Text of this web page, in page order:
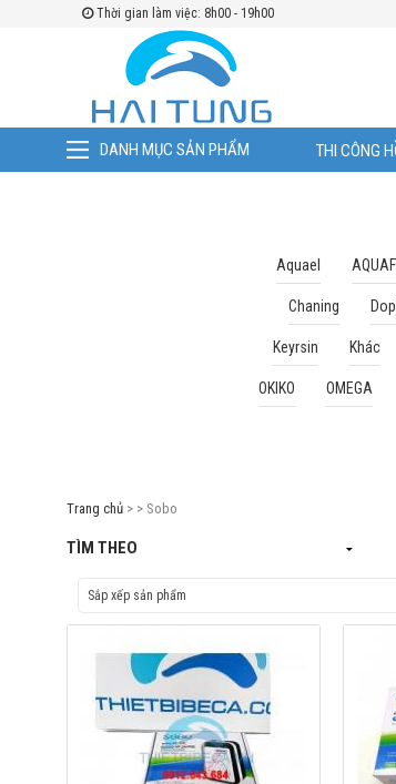
Thời gian làm việc: 8h00 - 19h00
DANH MỤC SẢN PHẨM THI CÔNG
Aquael
Chaning
Keyrsin Khác
OKIKO OMEGA
Trang chủ > > Sobo
TÌM THEO